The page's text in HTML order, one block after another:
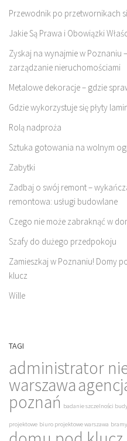
Przewodnik po przetwornikach
Jakie Są Prawa i Obowiązki
Zyskaj na wynajmie w Poznaniu
zarządzanie nieruchomościami
Metalowe dekoracje – gdzie
Gdzie wykorzystuje się płyty
Rolą nadproża
Sztuka gotowania na wolnym
Zabytki
Zadbaj o swój remont –
remontowa: usługi budowlane
Czego nie może zabraknąć w
Szafy do dużego przedpokoju
Zamieszkaj w Poznaniu! Domy
klucz
Wille
TAGI
administrator
warszawa
poznań badanie szczelności
projektowe biuro projektowe warszawa